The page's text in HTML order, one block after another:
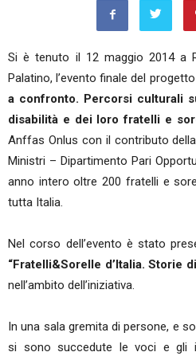
Si è tenuto il 12 maggio 2014 a
Palatino, l’evento finale del progetto
a confronto. Percorsi culturali
disabilità e dei loro fratelli e
Anffas Onlus con il contributo
Ministri – Dipartimento Pari
anno intero oltre 200 fratelli e
tutta Italia.
Nel corso dell’evento è stato
“Fratelli&Sorelle d’Italia. Storie
nell’ambito dell’iniziativa.
In una sala gremita di persone, e
si sono succedute le voci e gli